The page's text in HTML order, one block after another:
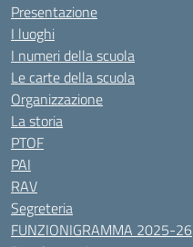
Presentazione
I luoghi
I numeri della scuola
Le carte della scuola
Organizzazione
La storia
PTOF
PAI
RAV
Segreteria
FUNZIONIGRAMMA 2025-26